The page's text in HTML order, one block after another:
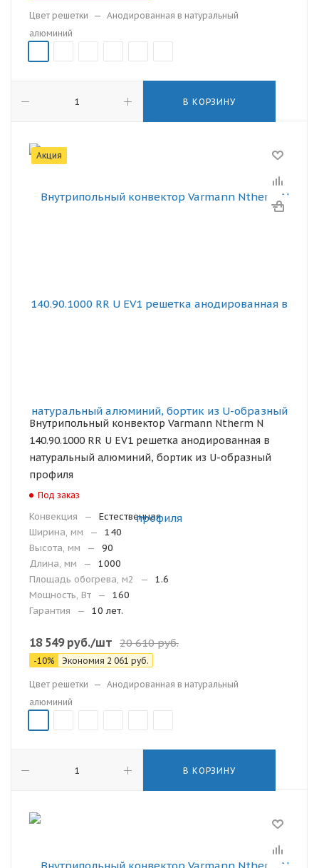
Цвет решетки — Анодированная в натуральный
алюминий
В КОРЗИНУ
Акция
Внутрипольный конвектор Varmann Ntherm N
140.90.1000 RR U EV1 решетка анодированная в
натуральный алюминий, бортик из U-образный
профиля
Под заказ
Конвекция —
Естественная
Ширина, мм
—
140
Высота, мм
—
90
Длина, мм
—
1000
Площадь обогрева, м2
—
1.6
Мощность, Вт
—
160
Гарантия
— 10 лет.
18 549руб./шт 20 610руб.
-10% Экономия 2 061 руб.
Цвет решетки — Анодированная в натуральный
алюминий
В КОРЗИНУ